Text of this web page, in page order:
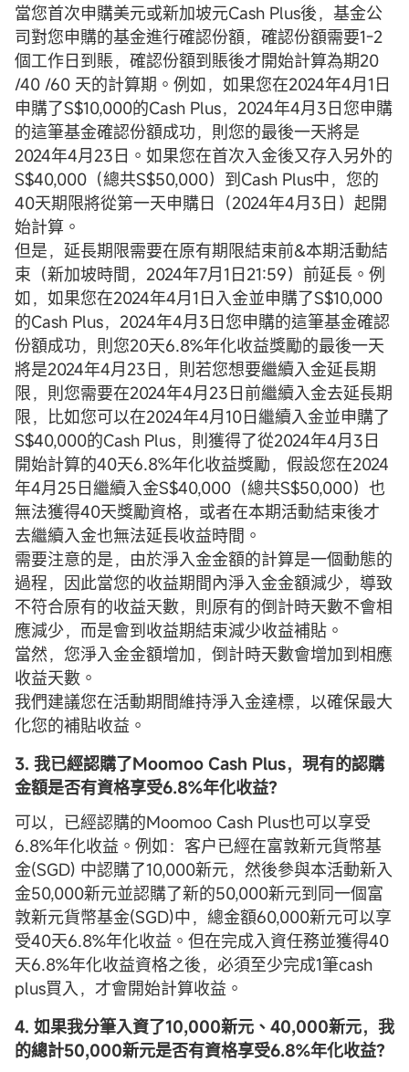
當您首次申購美元或新加坡元Cash Plus後，基金公
司對您申購的基金進行確認份額，確認份額需要1-2
個工作日到賬，確認份額到賬後才開始計算為期20
/40 /60 天的計算期。例如，如果您在2024年4月1日
申購了S$10,000的Cash Plus，2024年4月3日您申購
的這筆基金確認份額成功，則您的最後一天將是
2024年4月23日。如果您在首次入金後又存入另外的
S$40,000（總共S$50,000）到Cash Plus中，您的
40天期限將從第一天申購日（2024年4月3日）起開
始計算。
但是，延長期限需要在原有期限結束前&本期活動結
束（新加坡時間，2024年7月1日21:59）前延長。例
如，如果您在2024年4月1日入金並申購了S$10,000
的Cash Plus，2024年4月3日您申購的這筆基金確認
份額成功，則您20天6.8%年化收益獎勵的最後一天
將是2024年4月23日，則若您想要繼續入金延長期
限，則您需要在2024年4月23日前繼續入金去延長期
限，比如您可以在2024年4月10日繼續入金並申購了
S$40,000的Cash Plus，則獲得了從2024年4月3日
開始計算的40天6.8%年化收益獎勵，假設您在2024
年4月25日繼續入金S$40,000（總共S$50,000）也
無法獲得40天獎勵資格，或者在本期活動結束後才
去繼續入金也無法延長收益時間。
需要注意的是，由於淨入金金額的計算是一個動態的
過程，因此當您的收益期間內淨入金金額減少，導致
不符合原有的收益天數，則原有的倒計時天數不會相
應減少，而是會到收益期結束減少收益補貼。
當然，您淨入金金額增加，倒計時天數會增加到相應
收益天數。
我們建議您在活動期間維持淨入金達標，以確保最大
化您的補貼收益。
3. 我已經認購了Moomoo Cash Plus，現有的認購
金額是否有資格享受6.8%年化收益？
可以，已經認購的Moomoo Cash Plus也可以享受
6.8%年化收益。例如：客户已經在富敦新元貨幣基
金(SGD) 中認購了10,000新元，然後參與本活動新入
金50,000新元並認購了新的50,000新元到同一個富
敦新元貨幣基金(SGD)中，總金額60,000新元可以享
受40天6.8%年化收益。但在完成入資任務並獲得40
天6.8%年化收益資格之後，必須至少完成1筆cash
plus買入，才會開始計算收益。
4. 如果我分筆入資了10,000新元、40,000新元，我
的總計50,000新元是否有資格享受6.8%年化收益？